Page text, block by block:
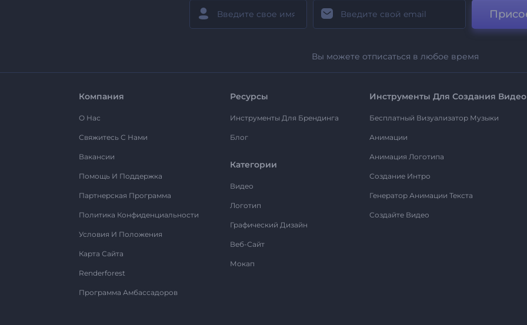
Вы можете отписаться в любое время
Компания
О Нас
Свяжитесь С Нами
Вакансии
Помощь И Поддержка
Партнерская Программа
Политика Конфиденциальности
Условия И Положения
Карта Сайта
Renderforest
Программа Амбассадоров
Ресурсы
Инструменты Для Брендинга
Блог
Категории
Видео
Логотип
Графический Дизайн
Веб-Сайт
Мокап
Инструменты Для Создания Видео
Бесплатный Визуализатор Музыки
Анимации
Анимация Логотипа
Создание Интро
Генератор Анимации Текста
Создайте Видео